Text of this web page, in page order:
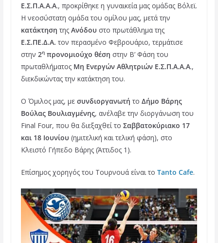
e
b
o
o
k
t
t
e
r
t
e
r
e
s
Ε.Σ.Π.Α.Α.Α., προκρίθηκε η γυναικεία μας ομάδας Βόλεϊ.
Η νεοσύστατη ομάδα του ομίλου μας, μετά την
κατάκτηση της Ανόδου στο πρωτάθλημα της
Ε.Σ.ΠΕ.Δ.Α. τον περασμένο Φεβρουάριο, τερμάτισε
στην 2ηπρονομιούχο θέση στην Β’ Φάση του
πρωταθλήματος Μη Ενεργών Αθλητριών Ε.Σ.Π.Α.Α.Α.,
διεκδικώντας την κατάκτηση του.
Ο Όμιλος μας, με συνδιοργανωτή το Δήμο Βάρης
Βούλας Βουλιαγμένης, ανέλαβε την διοργάνωση του
Final Four, που θα διεξαχθεί τo Σαββατοκύριακο 17
και 18 Ιουνίου (ημιτελική και τελική φάση), στο
Κλειστό Γήπεδο Βάρης (Άττιδος 1).
Επίσημος χορηγός του Τουρνουά είναι το Tanto Cafe.